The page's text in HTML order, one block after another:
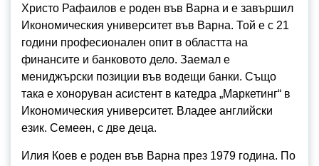
Христо Рафаилов е роден във Варна и е завършил
Икономическия университет във Варна. Той е с 21
години професионален опит в областта на
финансите и банковото дело. Заемал е
мениджърски позиции във водещи банки. Също
така е хоноруван асистент в катедра „Маркетинг“ в
Икономическия университет. Владее английски
език. Семеен, с две деца.
Илия Коев е роден във Варна през 1979 година. По